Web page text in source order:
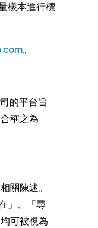
樣本進行標
。
的平台旨
稱之為
關陳述。
」、「尋
可被視為